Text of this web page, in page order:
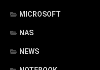
MICROSOFT
NAS
NEWS